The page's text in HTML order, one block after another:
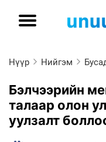
Нүүр Нийгэм
Бэлчээрийн
талаар олон
уулзалт